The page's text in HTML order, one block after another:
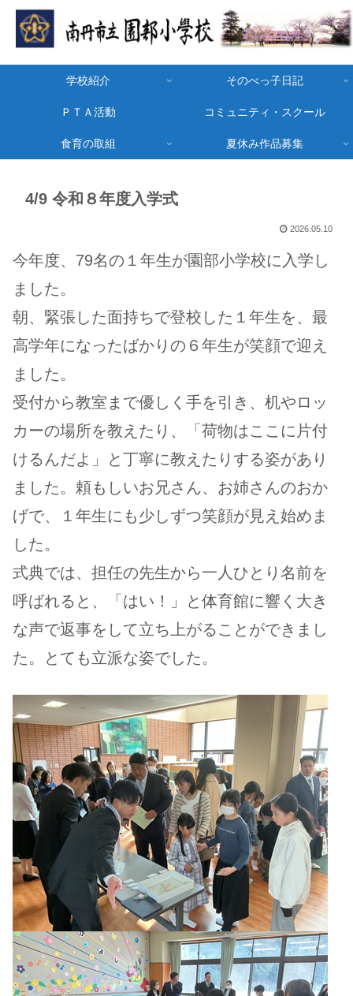
学校紹介 そのべっ子日記
ＰＴＡ活動 コミュニティ・スクール
食育の取組 夏休み作品募集
4/9 令和８年度入学式
2026.05.10
今年度、79名の １ 年生が園部小学校に入学し
ました。
朝、緊張した面持ちで登校した１年生を、最
高学年になったばかりの６年生が笑顔で迎え
ました。
受付から教室まで優しく手を引き、机やロッ
カーの場所を教えたり、「荷物はここに片付
けるんだよ」と丁寧に教えたりする姿があり
ました。頼もしいお兄さん、お姉さんのおか
げで、１年生にも少しずつ笑顔が見え始めま
した。
式典では、担任の先生から一人ひとり名前を
呼ばれると、「はい！」と体育館に響く大き
な声で返事をして立ち上がることができまし
た。とても立派な姿でした。